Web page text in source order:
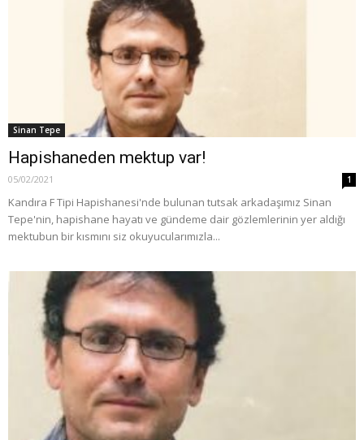
Sinan Tepe
Hapishaneden mektup var!
05/02/2021 1
Kandıra F Tipi Hapishanesi'nde bulunan tutsak arkadaşımız Sinan
Tepe'nin, hapishane hayatı ve gündeme dair gözlemlerinin yer aldığı
mektubun bir kısmını siz okuyucularımızla...